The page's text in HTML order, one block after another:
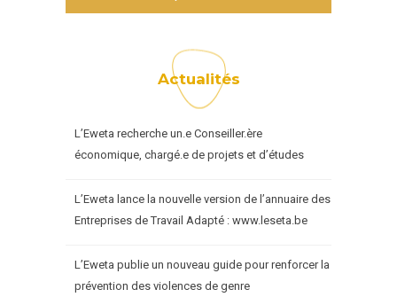
Actualités
L’Eweta recherche un.e Conseiller.ère
économique, chargé.e de projets et d’études
L’Eweta lance la nouvelle version de l’annuaire des
Entreprises de Travail Adapté : www.leseta.be
L’Eweta publie un nouveau guide pour renforcer la
prévention des violences de genre